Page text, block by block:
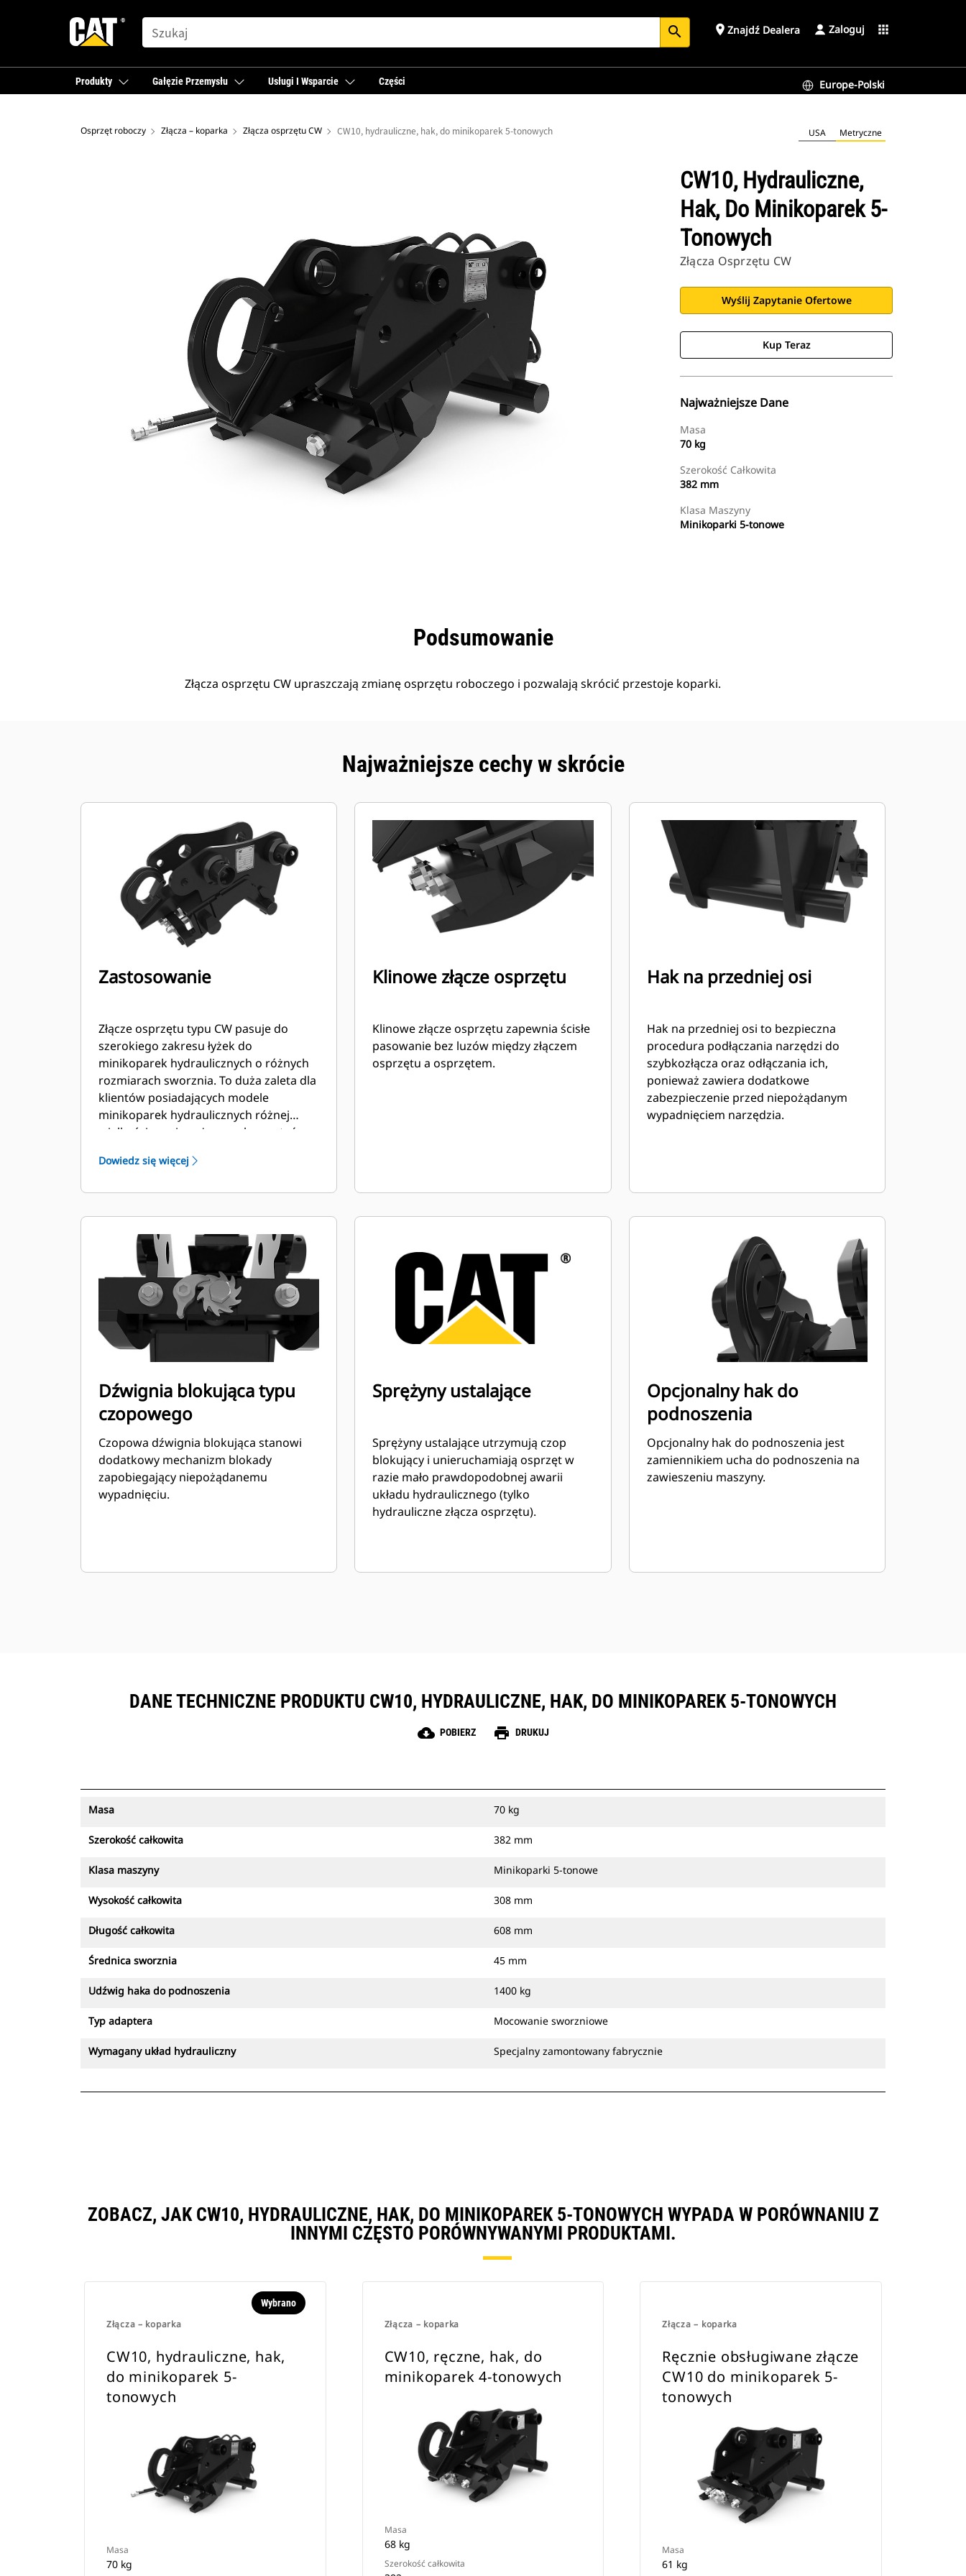
SEARCH search place Znajdź Dealera Zaloguj apps
Produkty Gałęzie Przemysłu Usługi I Wsparcie Części Europe-Polski
Osprzęt roboczy Złącza – koparka Złącza osprzętu CW CW10, hydrauliczne, hak, do minikoparek 5-tonowych USA Metryczne
CW10, Hydrauliczne,
Hak, Do Minikoparek 5-
Tonowych
Złącza Osprzętu CW
Wyślij Zapytanie Ofertowe
Kup Teraz
Najważniejsze Dane
Masa
70 kg
Szerokość Całkowita
382 mm
Klasa Maszyny
Minikoparki 5-tonowe
Podsumowanie
Złącza osprzętu CW upraszczają zmianę osprzętu roboczego i pozwalają skrócić przestoje koparki.
Najważniejsze cechy w skrócie
Zastosowanie
Złącze osprzętu typu CW pasuje do
szerokiego zakresu łyżek do
minikoparek hydraulicznych o różnych
rozmiarach sworznia. To duża zaleta dla
klientów posiadających modele
minikoparek hydraulicznych różnej
wielkości, ponieważ mogą korzystać z
Dowiedz się więcej
Klinowe złącze osprzętu
Klinowe złącze osprzętu zapewnia ścisłe
pasowanie bez luzów między złączem
osprzętu a osprzętem.
Hak na przedniej osi
Hak na przedniej osi to bezpieczna
procedura podłączania narzędzi do
szybkozłącza oraz odłączania ich,
ponieważ zawiera dodatkowe
zabezpieczenie przed niepożądanym
wypadnięciem narzędzia.
Dźwignia blokująca typu
czopowego
Czopowa dźwignia blokująca stanowi
dodatkowy mechanizm blokady
zapobiegający niepożądanemu
wypadnięciu.
Sprężyny ustalające
Sprężyny ustalające utrzymują czop
blokujący i unieruchamiają osprzęt w
razie mało prawdopodobnej awarii
układu hydraulicznego (tylko
hydrauliczne złącza osprzętu).
Opcjonalny hak do
podnoszenia
Opcjonalny hak do podnoszenia jest
zamiennikiem ucha do podnoszenia na
zawieszeniu maszyny.
DANE TECHNICZNE PRODUKTU CW10, HYDRAULICZNE, HAK, DO MINIKOPAREK 5-TONOWYCH
cloud_download POBIERZ print DRUKUJ
Masa 70 kg
Szerokość całkowita 382 mm
Klasa maszyny Minikoparki 5-tonowe
Wysokość całkowita 308 mm
Długość całkowita 608 mm
Średnica sworznia 45 mm
Udźwig haka do podnoszenia 1400 kg
Typ adaptera Mocowanie sworzniowe
Wymagany układ hydrauliczny Specjalny zamontowany fabrycznie
ZOBACZ, JAK CW10, HYDRAULICZNE, HAK, DO MINIKOPAREK 5-TONOWYCH WYPADA W PORÓWNANIU Z
INNYMI CZĘSTO PORÓWNYWANYMI PRODUKTAMI.
Złącza – koparka
Wybrano
CW10, hydrauliczne, hak,
do minikoparek 5-
tonowych
Masa
70 kg
Złącza – koparka
CW10, ręczne, hak, do
minikoparek 4-tonowych
Masa
68 kg
Szerokość całkowita
Złącza – koparka
Ręcznie obsługiwane złącze
CW10 do minikoparek 5-
tonowych
Masa
61 kg